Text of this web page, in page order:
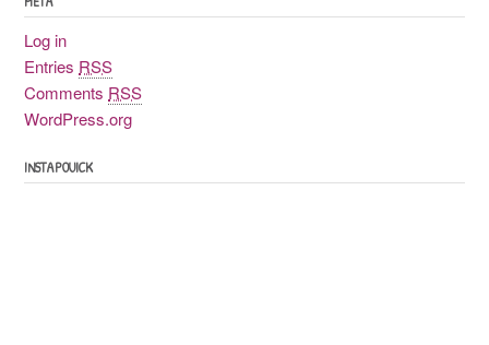
Log in
Entries RSS
Comments RSS
WordPress.org
INSTAPOUICK